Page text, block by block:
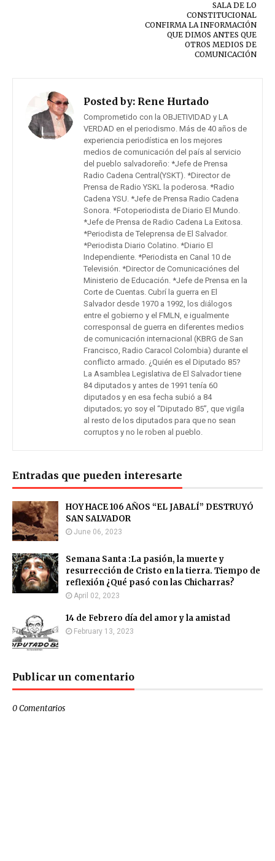
SALA DE LO
CONSTITUCIONAL
CONFIRMA LA INFORMACIÓN
QUE DIMOS ANTES QUE
OTROS MEDIOS DE
COMUNICACIÓN
Posted by: Rene Hurtado
Comprometido con la OBJETIVIDAD y LA
VERDAD en el periodismo. Más de 40 años de
experiencia periodística en los mejores
medios de comunicación del país al servicio
del pueblo salvadoreño: *Jefe de Prensa
Radio Cadena Central(YSKT). *Director de
Prensa de Radio YSKL la poderosa. *Radio
Cadena YSU. *Jefe de Prensa Radio Cadena
Sonora. *Fotoperiodista de Diario El Mundo.
*Jefe de Prensa de Radio Cadena La Exitosa.
*Periodista de Teleprensa de El Salvador.
*Periodista Diario Colatino. *Diario El
Independiente. *Periodista en Canal 10 de
Televisión. *Director de Comunicaciónes del
Ministerio de Educación. *Jefe de Prensa en la
Corte de Cuentas. Cubrí la guerra en El
Salvador desde 1970 a 1992, los diálogos
entre el gobierno y el FMLN, e igualmente
corresponsal de guerra en diferentes medios
de comunicación internacional (KBRG de San
Francisco, Radio Caracol Colombia) durante el
conflicto armado. ¿Quién es el Diputado 85?
La Asamblea Legislativa de El Salvador tiene
84 diputados y antes de 1991 tenía 60
diputados y en esa fecha subió a 84
diputados; yo soy el “Diputado 85”, que vigila
al resto de los diputados para que no sean
corruptos y no le roben al pueblo.
Entradas que pueden interesarte
HOY HACE 106 AÑOS “EL JABALÍ” DESTRUYÓ
SAN SALVADOR
June 06, 2023
Semana Santa :La pasión, la muerte y
resurrección de Cristo en la tierra. Tiempo de
reflexión ¿Qué pasó con las Chicharras?
April 02, 2023
14 de Febrero día del amor y la amistad
February 13, 2023
Publicar un comentario
0 Comentarios